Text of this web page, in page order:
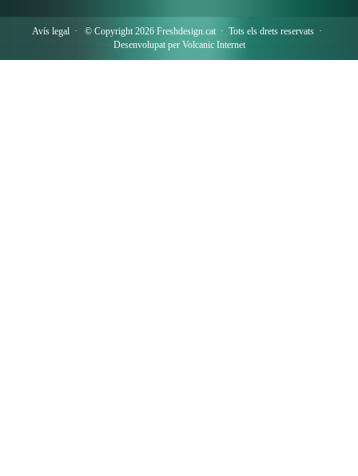
Avís legal· © Copyright 2026 Freshdesign.cat · Tots els drets reservats ·
Desenvolupat per Volcanic Internet